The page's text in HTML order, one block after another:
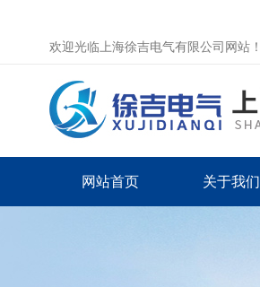
欢迎光临上海徐吉电气有限公司网站！
网站首页 关于我们